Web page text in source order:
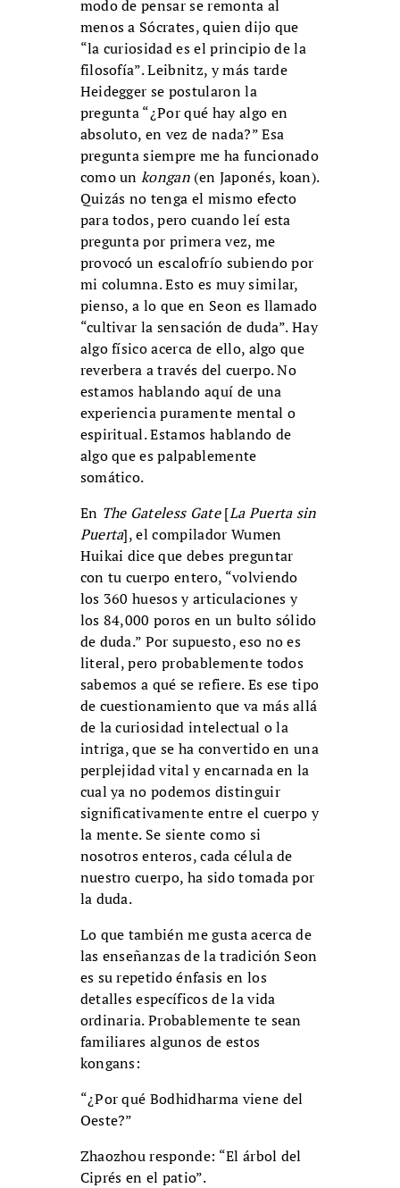
modo de pensar se remonta al
menos a Sócrates, quien dijo que
“la curiosidad es el principio de la
filosofía”. Leibnitz, y más tarde
Heidegger se postularon la
pregunta “¿Por qué hay algo en
absoluto, en vez de nada?” Esa
pregunta siempre me ha funcionado
como unkongan (en Japonés, koan).
Quizás no tenga el mismo efecto
para todos, pero cuando leí esta
pregunta por primera vez, me
provocó un escalofrío subiendo por
mi columna. Esto es muy similar,
pienso, a lo que en Seon es llamado
“cultivar la sensación de duda”. Hay
algo físico acerca de ello, algo que
reverbera a través del cuerpo. No
estamos hablando aquí de una
experiencia puramente mental o
espiritual. Estamos hablando de
algo que es palpablemente
somático.
En The Gateless Gate[La Puerta sin
Puerta], el compilador Wumen
Huikai dice que debes preguntar
con tu cuerpo entero, “volviendo
los 360 huesos y articulaciones y
los 84,000 poros en un bulto sólido
de duda.” Por supuesto, eso no es
literal, pero probablemente todos
sabemos a qué se refiere. Es ese tipo
de cuestionamiento que va más allá
de la curiosidad intelectual o la
intriga, que se ha convertido en una
perplejidad vital y encarnada en la
cual ya no podemos distinguir
significativamente entre el cuerpo y
la mente. Se siente como si
nosotros enteros, cada célula de
nuestro cuerpo, ha sido tomada por
la duda.
Lo que también me gusta acerca de
las enseñanzas de la tradición Seon
es su repetido énfasis en los
detalles específicos de la vida
ordinaria. Probablemente te sean
familiares algunos de estos
kongans:
“¿Por qué Bodhidharma viene del
Oeste?”
Zhaozhou responde: “El árbol del
Ciprés en el patio”.